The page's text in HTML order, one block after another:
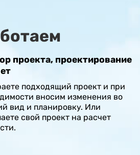
проекта, проектирование
подходящий проект и при
вносим изменения во
вид и планировку. Или
свой проект на расчет